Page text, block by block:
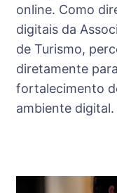
online. Como
digitais da
de Turismo,
diretamente
fortalecimento
ambiente digital.